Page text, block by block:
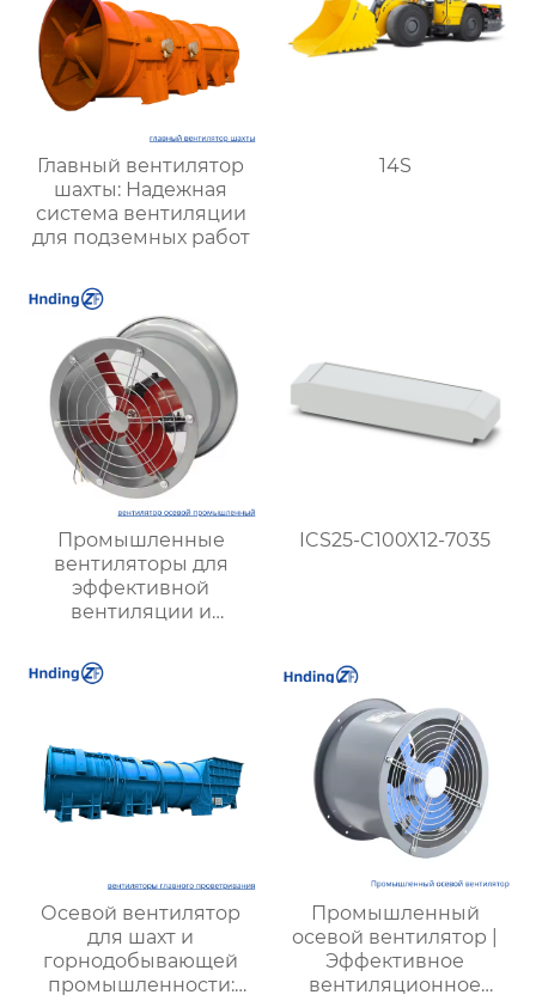
Главный вентилятор
шахты: Надежная
система вентиляции
для подземных работ
14S
Промышленные
вентиляторы для
эффективной
вентиляции и
охлаждения:
надежные решения
ICS25-C100X12-7035
Осевой вентилятор
для шахт и
горнодобывающей
промышленности:
Промышленный
осевой вентилятор |
Эффективное
вентиляционное